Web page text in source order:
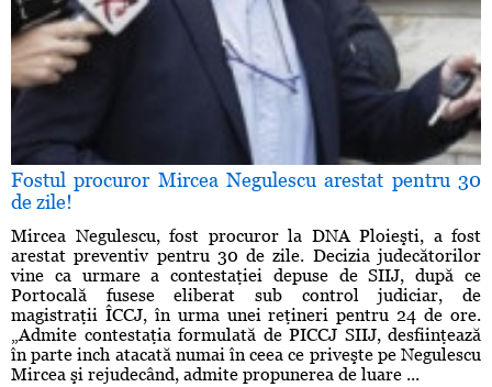
Fostul procuror Mircea Negulescu arestat pentru 30
de zile!
Mircea Negulescu, fost procuror la DNA Ploieşti, a fost
arestat preventiv pentru 30 de zile. Decizia judecătorilor
vine ca urmare a contestaţiei depuse de SIIJ, după ce
Portocală fusese eliberat sub control judiciar, de
magistraţii ÎCCJ, în urma unei reţineri pentru 24 de ore.
„Admite contestaţia formulată de PICCJ SIIJ, desfiinţează
în parte inch atacată numai în ceea ce priveşte pe Negulescu
Mircea şi rejudecând, admite propunerea de luare ...